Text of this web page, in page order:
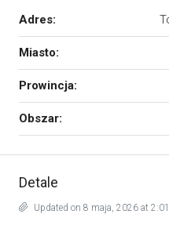
Adres:
Miasto:
Prowincja:
Obszar:
Detale
Updated on 8 maja, 2026 at